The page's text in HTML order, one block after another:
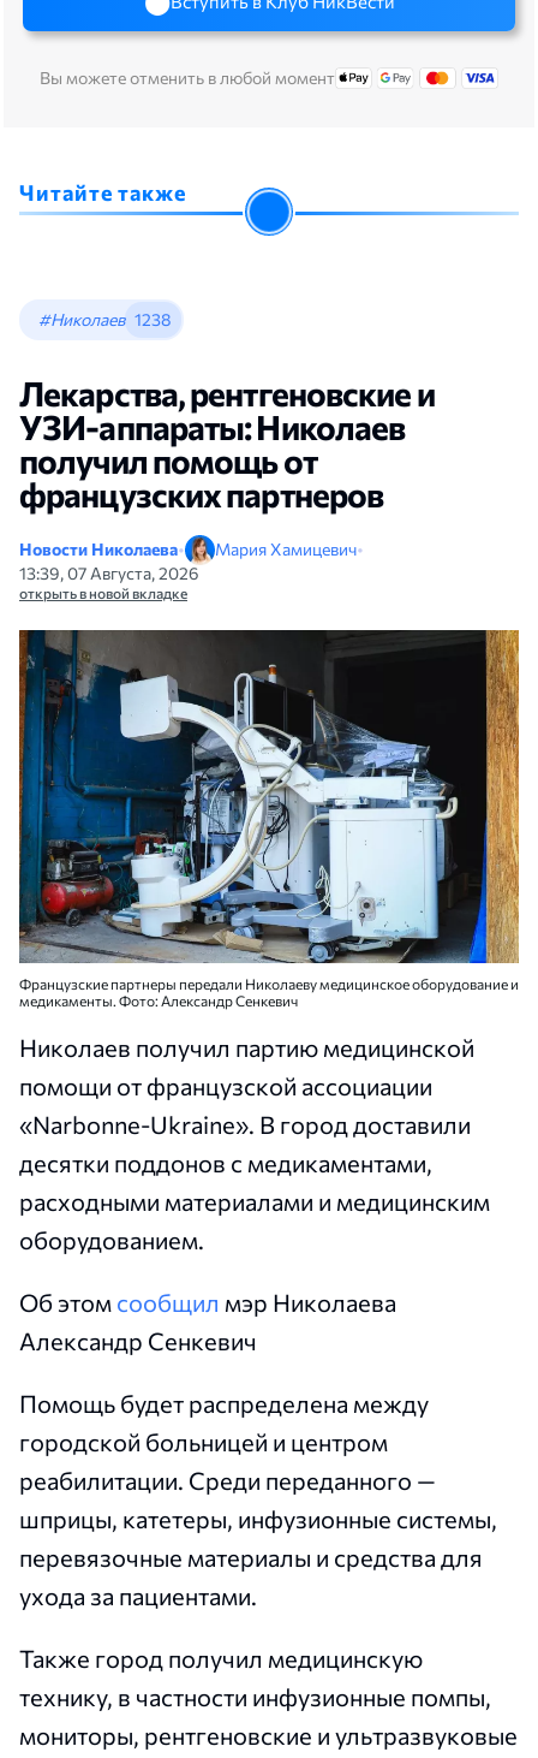
Вы можете отменить в любой момент
Читайте также
#Николаев 1238
Лекарства, рентгеновские и
УЗИ-аппараты: Николаев
получил помощь от
французских партнеров
Новости Николаева• Мария Хамицевич•
13:39, 07 Августа, 2026
открыть в новой вкладке
Французские партнеры передали Николаеву медицинское оборудование и
медикаменты. Фото: Александр Сенкевич
Николаев получил партию медицинской
помощи от французской ассоциации
«Narbonne-Ukraine». В город доставили
десятки поддонов с медикаментами,
расходными материалами и медицинским
оборудованием.
Об этом сообщил мэр Николаева
Александр Сенкевич
Помощь будет распределена между
городской больницей и центром
реабилитации. Среди переданного —
шприцы, катетеры, инфузионные системы,
перевязочные материалы и средства для
ухода за пациентами.
Также город получил медицинскую
технику, в частности инфузионные помпы,
мониторы, рентгеновские и ультразвуковые